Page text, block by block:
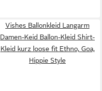
Vishes Ballonkleid Langarm
Damen-Keid Ballon-Kleid Shirt-
Kleid kurz loose fit Ethno, Goa,
Hippie Style